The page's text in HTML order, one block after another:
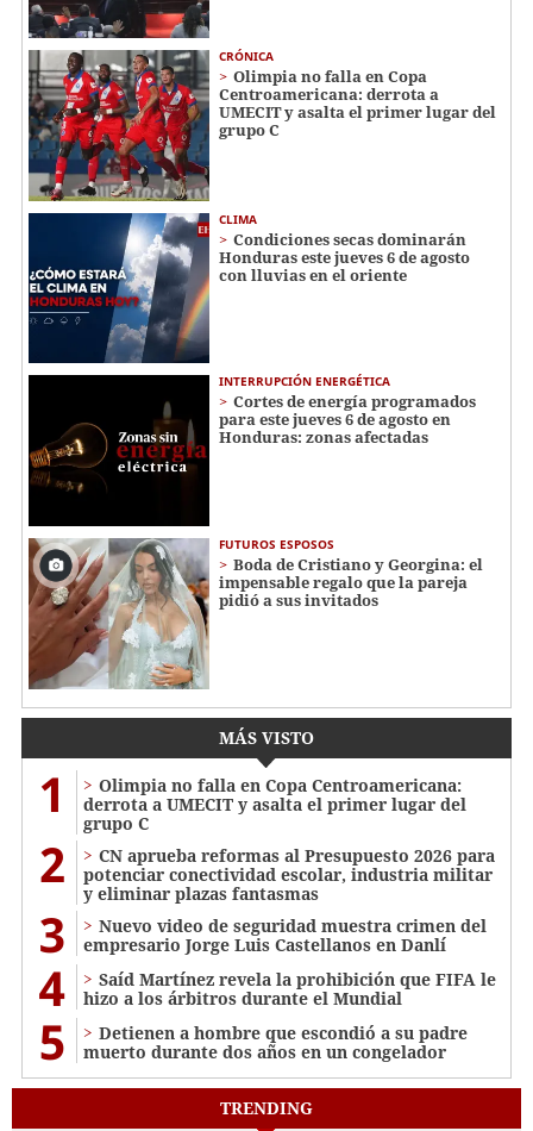
CRÓNICA
Olimpia no falla en Copa
Centroamericana: derrota a
UMECIT y asalta el primer lugar del
grupo C
CLIMA
Condiciones secas dominarán
Honduras este jueves 6 de agosto
con lluvias en el oriente
INTERRUPCIÓN ENERGÉTICA
Cortes de energía programados
para este jueves 6 de agosto en
Honduras: zonas afectadas
FUTUROS ESPOSOS
Boda de Cristiano y Georgina: el
impensable regalo que la pareja
pidió a sus invitados
MÁS VISTO
1
Olimpia no falla en Copa Centroamericana:
derrota a UMECIT y asalta el primer lugar del
grupo C
2
CN aprueba reformas al Presupuesto 2026 para
potenciar conectividad escolar, industria militar
y eliminar plazas fantasmas
3
Nuevo video de seguridad muestra crimen del
empresario Jorge Luis Castellanos en Danlí
4
Saíd Martínez revela la prohibición que FIFA le
hizo a los árbitros durante el Mundial
5
Detienen a hombre que escondió a su padre
muerto durante dos años en un congelador
TRENDING